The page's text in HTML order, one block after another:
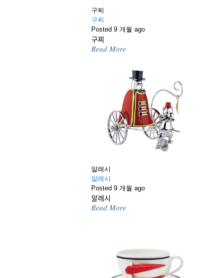
구찌
구찌
Posted 9 개월 ago
구찌
Read More
알레시
알레시
Posted 9 개월 ago
알레시
Read More
댓글 남기기